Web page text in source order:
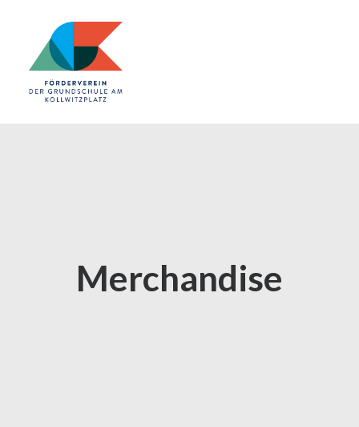
Merchandise